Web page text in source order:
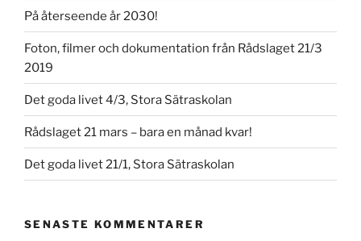
På återseende år 2030!
Foton, filmer och dokumentation från Rådslaget 21/3
2019
Det goda livet 4/3, Stora Sätraskolan
Rådslaget 21 mars – bara en månad kvar!
Det goda livet 21/1, Stora Sätraskolan
SENASTE KOMMENTARER